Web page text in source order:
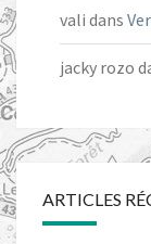
vali dans
jacky rozo
ARTICLES